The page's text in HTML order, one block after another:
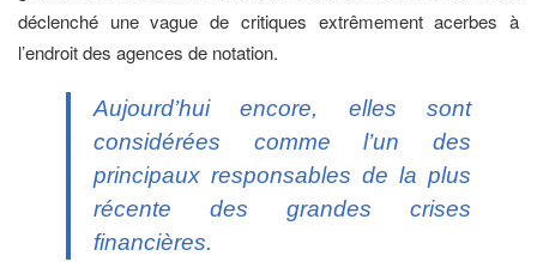
déclenché une vague de critiques extrêmement acerbes à
l’endroit des agences de notation.
Aujourd’hui encore, elles sont
considérées comme l’un des
principaux responsables de la plus
récente des grandes crises
financières.